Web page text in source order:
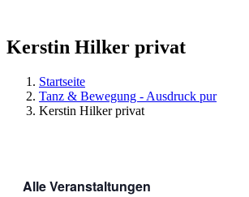
Kerstin Hilker privat
Startseite
Tanz & Bewegung - Ausdruck pur
Kerstin Hilker privat
Alle Veranstaltungen